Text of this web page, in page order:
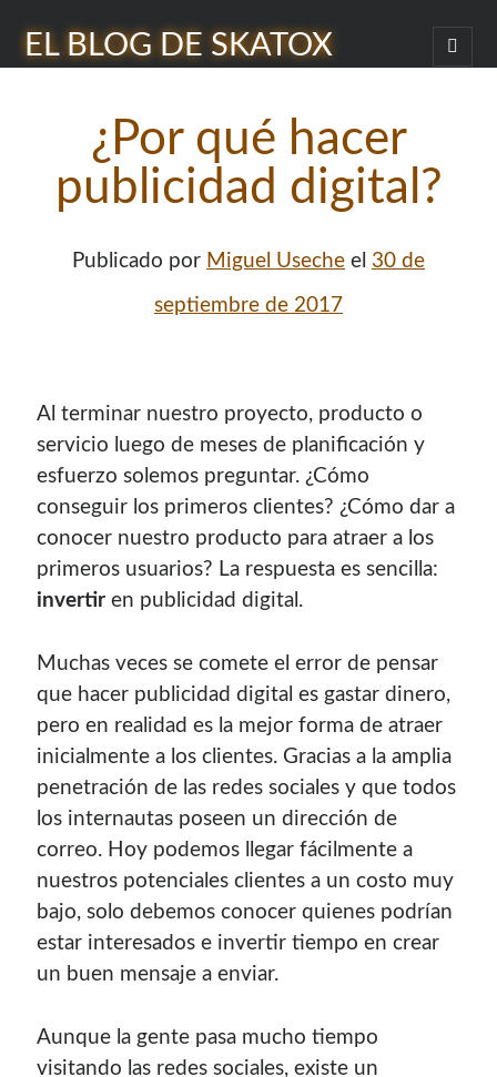
EL BLOG DE SKATOX
abrir
menú
lateral
¿Quién soy?
¡Hola mi nombre es Miguel Useche!
Soydesarrollador web, colaboro en comunidades como
Mozilla (Hispano|Venezuela )y enWordPress Venezuela
promuevo tecnologías abiertas, mantengoPKGBUILDS
de Archlinux,plugins de WordPressy me gusta organizar
o dar charlas.
clases por 10 años. Como siempre me ha gustado
enseñar, comparto algunas de mis opiniones y
¿Por qué hacer
publicidad digital?
Publicado por Miguel Useche el 30 de
septiembre de 2017
Al terminar nuestro proyecto, producto o
servicio luego de meses de planificación y
esfuerzo solemos preguntar. ¿Cómo
conseguir los primeros clientes? ¿Cómo dar a
conocer nuestro producto para atraer a los
primeros usuarios? La respuesta es sencilla:
invertir en publicidad digital.
Muchas veces se comete el error de pensar
que hacer publicidad digital es gastar dinero,
pero en realidad es la mejor forma de atraer
inicialmente a los clientes. Gracias a la amplia
penetración de las redes sociales y que todos
los internautas poseen un dirección de
correo. Hoy podemos llegar fácilmente a
nuestros potenciales clientes a un costo muy
bajo, solo debemos conocer quienes podrían
estar interesados e invertir tiempo en crear
un buen mensaje a enviar.
Aunque la gente pasa mucho tiempo
visitando las redes sociales, existe un